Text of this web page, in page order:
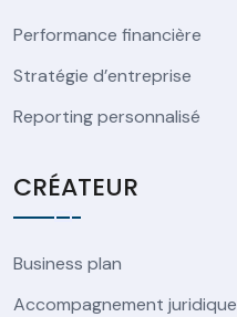
Performance financière
Stratégie d’entreprise
Reporting personnalisé
CRÉATEUR
Business plan
Accompagnement juridique